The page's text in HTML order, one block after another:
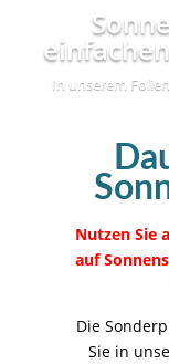
In unserem
Nutzen Sie
auf
Die
Sie in